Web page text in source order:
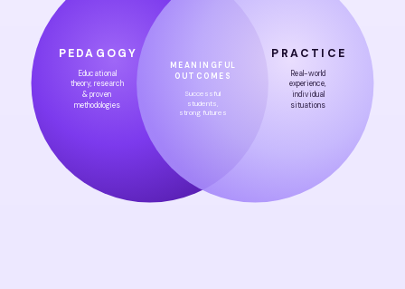
PEDAGOGY
Educational
theory, research
& proven
methodologies
PRACTICE
Real-world
experience,
individual
situations
MEANINGFUL
OUTCOMES
Successful
students,
strong futures